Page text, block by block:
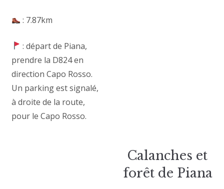
: 7.87km
: départ de Piana,
prendre la D824 en
direction Capo Rosso.
Un parking est signalé,
à droite de la route,
pour le Capo Rosso.
Calanches et
forêt de Piana